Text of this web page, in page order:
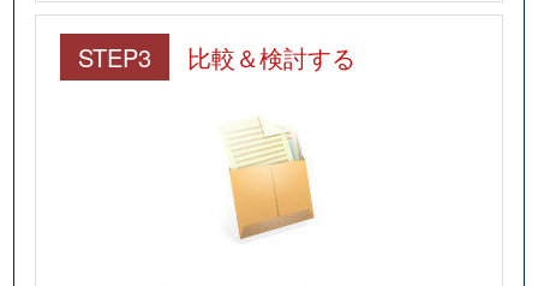
STEP3 比較＆検討する